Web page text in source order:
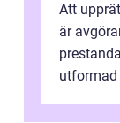
Att
är